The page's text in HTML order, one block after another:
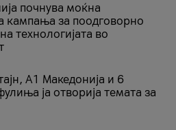
почнува моќна
кампања за поодговорно
технологијата во
A1 Македонија и 6
ја отворија темата за